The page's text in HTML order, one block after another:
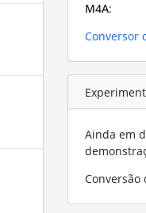
M4A:
Conversor
Ainda em
Conversão